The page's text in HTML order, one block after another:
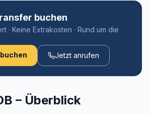
buchen
· Keine Extrakosten · Rund um die
Jetzt anrufen
– Überblick